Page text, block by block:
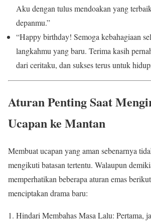
Aku dengan tulus mendoakan yang
depanmu.”
“Happy birthday! Semoga kebahagiaan
langkahmu yang baru. Terima kasih
dari ceritaku, dan sukses terus untuk
Aturan Penting Saat
Ucapan ke Mantan
Membuat ucapan yang aman sebenarnya
mengikuti batasan tertentu. Walaupun
memperhatikan beberapa aturan emas
menciptakan drama baru:
Hindari Membahas Masa Lalu: Pertama,